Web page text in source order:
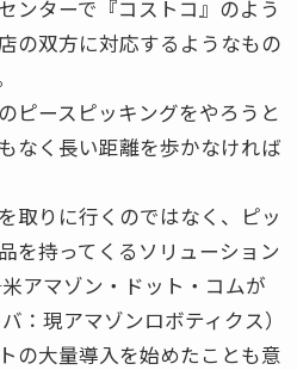
ンターで『コストコ』のよう
の双方に対応するようなもの
ピースピッキングをやろうと
なく長い距離を歩かなければ
取りに行くのではなく、ピッ
を持ってくるソリューション
アマゾン・ドット・コムが
：現アマゾンロボティクス）
の大量導入を始めたことも意